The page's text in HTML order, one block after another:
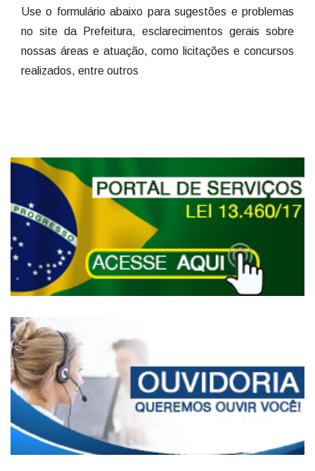
Use o formulário abaixo para sugestões e problemas
no site da Prefeitura, esclarecimentos gerais sobre
nossas áreas e atuação, como licitações e concursos
realizados, entre outros